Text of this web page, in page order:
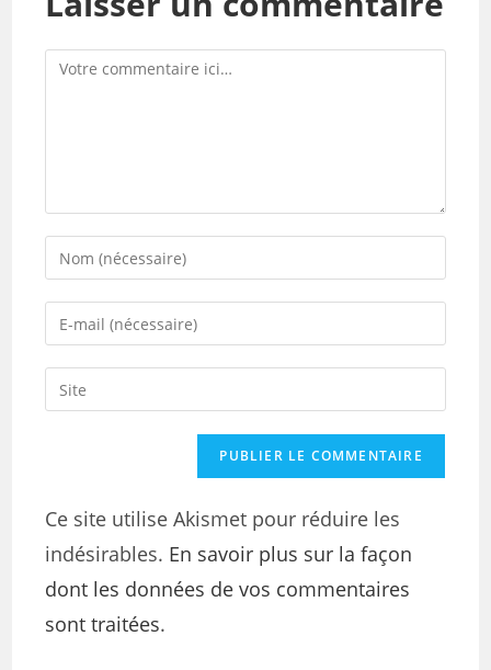
Ce site utilise Akismet pour réduire les
indésirables. En savoir plus sur la façon
dont les données de vos commentaires
sont traitées.